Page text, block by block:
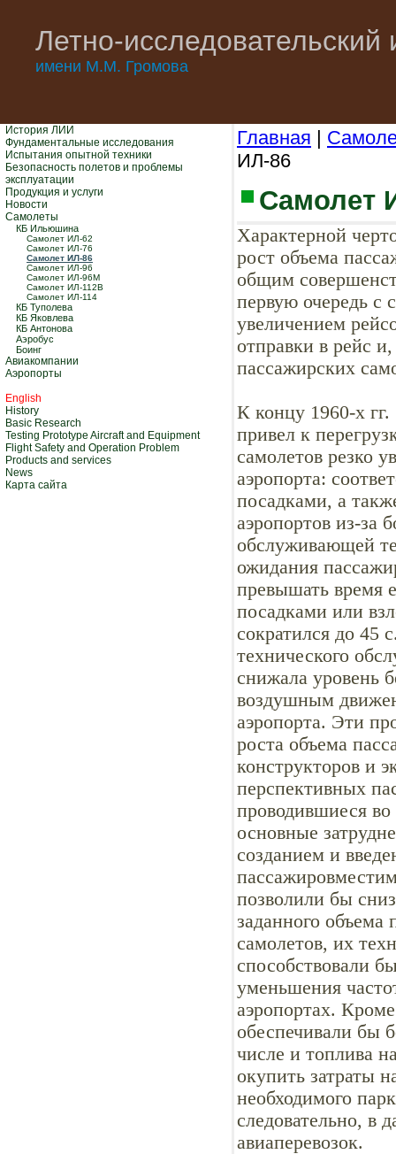
Летно-исследовательский
имени М.М. Громова
История ЛИИ
Фундаментальные исследования
Испытания опытной техники
Безопасность полетов и проблемы
эксплуатации
Продукция и услуги
Новости
Самолеты
КБ Ильюшина
Самолет ИЛ-62
Самолет ИЛ-76
Самолет ИЛ-86
Самолет ИЛ-96
Самолет ИЛ-96М
Самолет ИЛ-112В
Самолет ИЛ-114
КБ Туполева
КБ Яковлева
КБ Антонова
Аэробус
Боинг
Авиакомпании
Аэропорты
English
History
Basic Research
Testing Prototype Aircraft and Equipment
Flight Safety and Operation Problem
Products and services
News
Карта сайта
Главная |
ИЛ-86
Самолет
Характерной
рост объема
общим
первую очередь с
увеличением
отправки в рейс
пассажирских
К концу 1960-х
привел к
самолетов резко
аэропорта:
посадками, а
аэропортов из-за
обслуживающей
ожидания
превышать время
посадками или
сократился до 45
технического
снижала уровень
воздушным
аэропорта. Эти
роста объема
конструкторов и
перспективных
проводившиеся во
основные
созданием и
позволили бы
заданного объема
самолетов, их
способствовали
уменьшения
аэропортах.
обеспечивали бы
числе и топлива
окупить затраты
необходимого
следовательно, в
авиаперевозок.